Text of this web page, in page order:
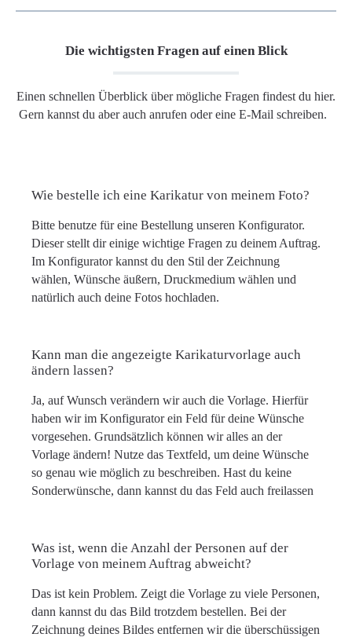
Die wichtigsten Fragen auf einen Blick
Einen schnellen Überblick über mögliche Fragen findest du hier.
Gern kannst du aber auch anrufen oder eine E-Mail schreiben.
Wie bestelle ich eine Karikatur von meinem Foto?
Bitte benutze für eine Bestellung unseren Konfigurator.
Dieser stellt dir einige wichtige Fragen zu deinem Auftrag.
Im Konfigurator kannst du den Stil der Zeichnung
wählen, Wünsche äußern, Druckmedium wählen und
natürlich auch deine Fotos hochladen.
Kann man die angezeigte Karikaturvorlage auch
ändern lassen?
Ja, auf Wunsch verändern wir auch die Vorlage. Hierfür
haben wir im Konfigurator ein Feld für deine Wünsche
vorgesehen. Grundsätzlich können wir alles an der
Vorlage ändern! Nutze das Textfeld, um deine Wünsche
so genau wie möglich zu beschreiben. Hast du keine
Sonderwünsche, dann kannst du das Feld auch freilassen
Was ist, wenn die Anzahl der Personen auf der
Vorlage von meinem Auftrag abweicht?
Das ist kein Problem. Zeigt die Vorlage zu viele Personen,
dann kannst du das Bild trotzdem bestellen. Bei der
Zeichnung deines Bildes entfernen wir die überschüssigen